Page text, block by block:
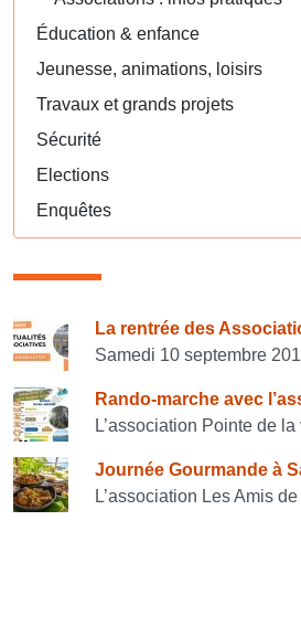
Éducation & enfance
Jeunesse, animations, loisirs
Travaux et grands projets
Sécurité
Elections
Enquêtes
Consulter également
La rentrée des
Samedi 10 septembre
Rando-marche avec
L’association Pointe de la
Journée Gourmande à
L’association Les Amis